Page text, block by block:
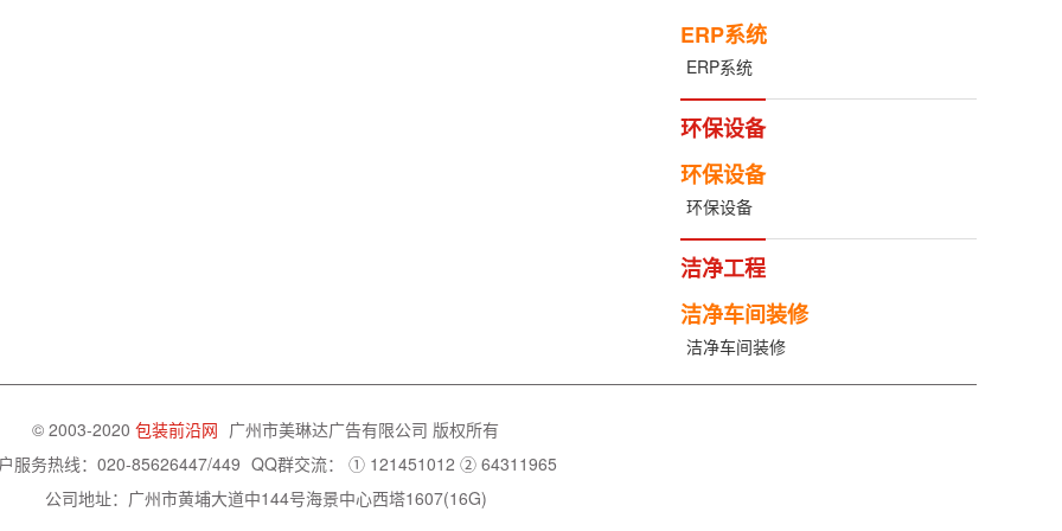
ERP系统
ERP系统
环保设备
环保设备
环保设备
洁净工程
洁净车间装修
洁净车间装修
© 2003-2020 包装前沿网 广州市美琳达广告有限公司 版权所有
服务热线：020-85626447/449 QQ群交流： ① 121451012 ② 64311965
公司地址：广州市黄埔大道中144号海景中心西塔1607(16G)